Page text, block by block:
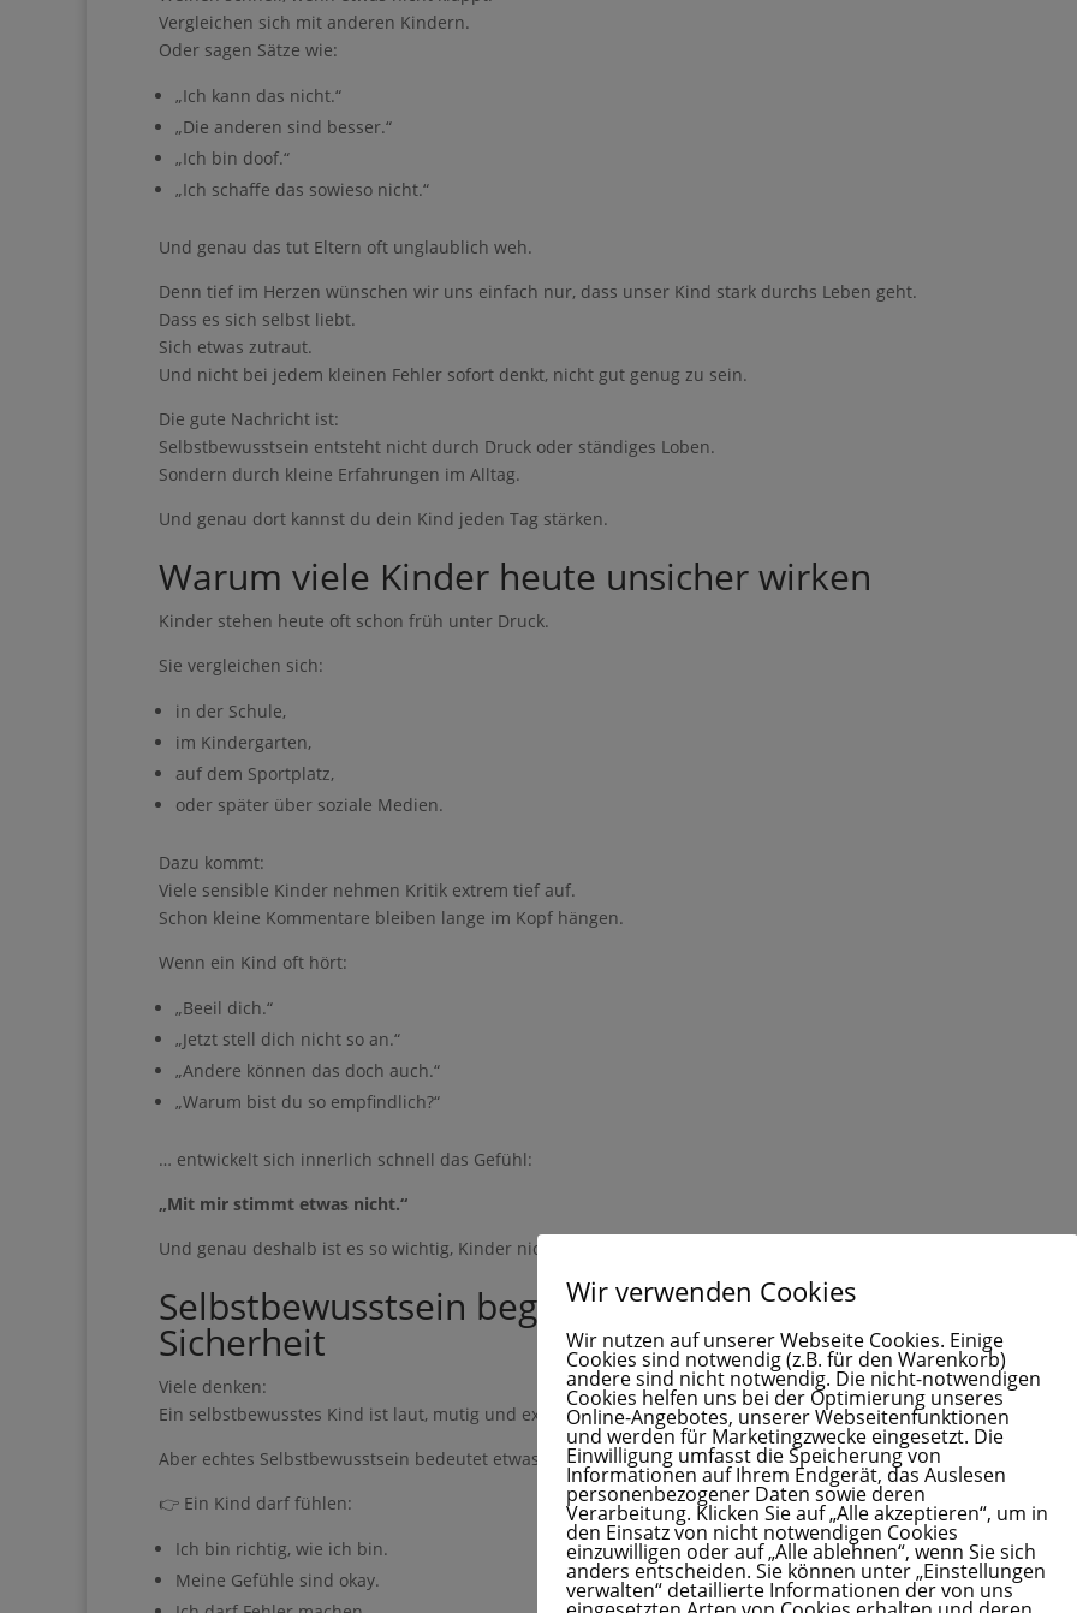
Vergleichen sich mit anderen Kindern.
Oder sagen Sätze wie:
„Ich kann das nicht.“
„Die anderen sind besser.“
„Ich bin doof.“
„Ich schaffe das sowieso nicht.“
Und genau das tut Eltern oft unglaublich weh.
Denn tief im Herzen wünschen wir uns einfach nur, dass unser Kind stark durchs Leben geht.
Dass es sich selbst liebt.
Sich etwas zutraut.
Und nicht bei jedem kleinen Fehler sofort denkt, nicht gut genug zu sein.
Die gute Nachricht ist:
Selbstbewusstsein entsteht nicht durch Druck oder ständiges Loben.
Sondern durch kleine Erfahrungen im Alltag.
Und genau dort kannst du dein Kind jeden Tag stärken.
Warum viele Kinder heute unsicher wirken
Kinder stehen heute oft schon früh unter Druck.
Sie vergleichen sich:
in der Schule,
im Kindergarten,
auf dem Sportplatz,
oder später über soziale Medien.
Dazu kommt:
Viele sensible Kinder nehmen Kritik extrem tief auf.
Schon kleine Kommentare bleiben lange im Kopf hängen.
Wenn ein Kind oft hört:
„Beeil dich.“
„Jetzt stell dich nicht so an.“
„Andere können das doch auch.“
„Warum bist du so empfindlich?“
… entwickelt sich innerlich schnell das Gefühl:
„Mit mir stimmt etwas nicht.“
Und genau deshalb ist es so wichtig, Kinder nicht nur „funktionieren“ zu lassen – sondern emotional zu stärken.
Selbstbewusstsein beginnt nicht mit Mut – sondern
Sicherheit
Viele denken:
Ein selbstbewusstes Kind ist laut, mutig und extrovertiert.
Aber echtes Selbstbewusstsein bedeutet etwas anderes:
👉 Ein Kind darf fühlen:
Ich bin richtig, wie ich bin.
Meine Gefühle sind okay.
Ich darf Fehler machen.
Lade dir meinen Guide für 0€ runter, wenn
• dir mehr Zeit für dein Kind wünschst
• das Gefühl hast, dass starre Arbeitszeiten gerade nicht zu eurem Alltag passen
• dir mehr Freiheit, Entlastung und Selbstbestimmung im Familienalltag wünschst
Pinterest kann eine wunderschöne Möglichkeit sein, dir Schritt für Schritt etwas
Eigenes aufzubauen – ohne Dauerstress, ständige Kamera-Präsenz oder
Du bist nur noch einen Klick von deinem Mama Business
Gib hier deinen Vornamen ein
Gib hier deinen Vornamen an
Gib hier deine E-Mail-Adresse ein, um dich anzumelden
Wir verwenden Cookies
Wir nutzen auf unserer Webseite Cookies. Einige
Cookies sind notwendig (z.B. für den Warenkorb)
andere sind nicht notwendig. Die nicht-notwendigen
Cookies helfen uns bei der Optimierung unseres
Online-Angebotes, unserer Webseitenfunktionen
und werden für Marketingzwecke eingesetzt. Die
Einwilligung umfasst die Speicherung von
Informationen auf Ihrem Endgerät, das Auslesen
personenbezogener Daten sowie deren
Verarbeitung. Klicken Sie auf „Alle akzeptieren“, um in
den Einsatz von nicht notwendigen Cookies
einzuwilligen oder auf „Alle ablehnen“, wenn Sie sich
anders entscheiden. Sie können unter „Einstellungen
verwalten“ detaillierte Informationen der von uns